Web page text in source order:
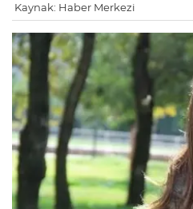
Kaynak: Haber Merkezi